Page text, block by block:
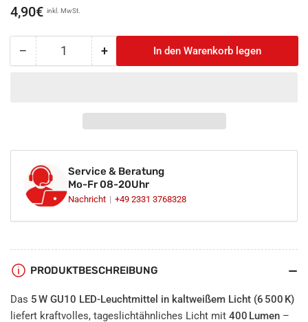
Normaler
4,90€ inkl. MwSt.
− Menge
Leuchtmittel
GU10
230V
Anzahl +Menge
LED
Leuchtmittel
GU10
230V
In den Warenkorb legen
Service & Beratung
Mo-Fr 08-20Uhr
Nachricht +49 2331 3768328
PRODUKTBESCHREIBUNG
Das 5 W GU10 LED-Leuchtmittel in kaltweißem Licht (6 500 K)
liefert kraftvolles, tageslichtähnliches Licht mit 400 Lumen –